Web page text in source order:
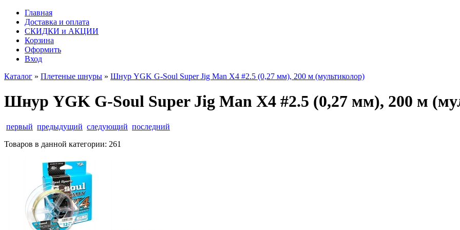
Главная
Доставка и оплата
СКИДКИ и АКЦИИ
Корзина
Оформить
Вход
Каталог » Плетеные шнуры » Шнур YGK G-Soul Super Jig Man X4 #2.5 (0,27 мм), 200 м (мультиколор)
Шнур YGK G-Soul Super Jig Man X4 #2.5 (0,27 мм), 200 м
первый предыдущий следующий последний
Товаров в данной категории: 261